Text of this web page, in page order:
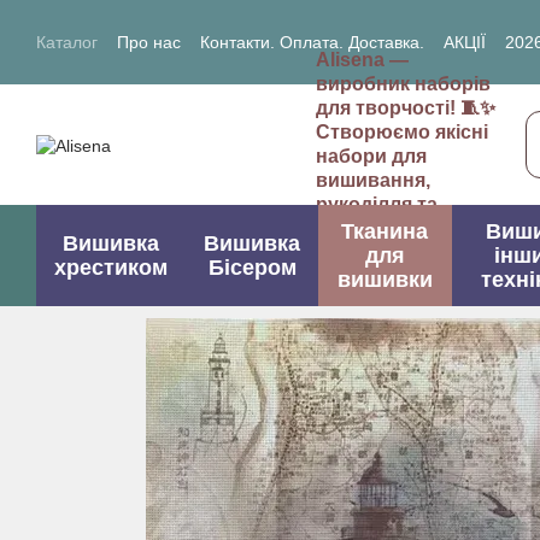
Каталог
Про нас Контакти. Оплата. Доставка. АКЦІЇ
Alisena —
виробник наборів
для творчості! 🧵✨
Створюємо якісні
набори для
вишивання,
рукоділля та
творчих проектів.
Вишивка
хрестиком
Вишивка
Бісером
Тканина
для
вишивки